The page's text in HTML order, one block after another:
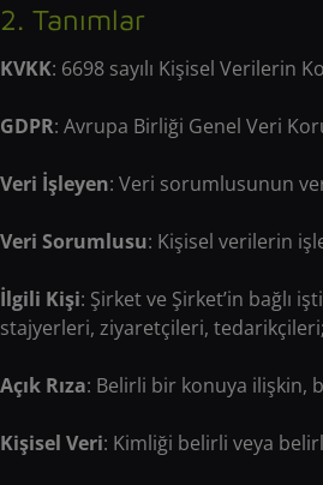
2. Tanımlar
KVKK: 6698 sayılı Kişisel Verilerin
GDPR: Avrupa Birliği Genel Veri
Veri İşleyen: Veri sorumlusunun
Veri Sorumlusu: Kişisel verilerin
İlgili Kişi: Şirket ve Şirket’in bağlı
stajyerleri, ziyaretçileri, tedarikçileri;
Açık Rıza: Belirli bir konuya ilişkin,
Kişisel Veri: Kimliği belirli veya